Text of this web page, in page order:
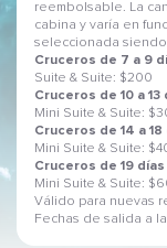
reembolsable. La
cabina y varía en
seleccionada
Cruceros de 7 a 9
Suite & Suite: $200
Cruceros de 10 a 13
Mini Suite & Suite:
Cruceros de 14 a 18
Mini Suite & Suite:
Cruceros de 19 días
Mini Suite & Suite:
Válido para nuevas
Fechas de salida a